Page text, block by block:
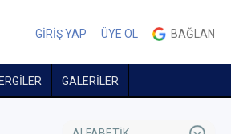
GİRİŞ YAP ÜYE OL BAĞLAN
GALERİLER